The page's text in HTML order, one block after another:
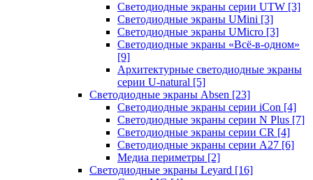
Светодиодные экраны серии UTW [3]
Светодиодные экраны UMini [3]
Светодиодные экраны UMicro [3]
Светодиодные экраны «Всё-в-одном»
[9]
Архитектурные светодиодные экраны
серии U-natural [5]
Светодиодные экраны Absen [23]
Светодиодные экраны серии iCon [4]
Светодиодные экраны серии N Plus [7]
Светодиодные экраны серии CR [4]
Светодиодные экраны серии А27 [6]
Медиа периметры [2]
Светодиодные экраны Leyard [16]